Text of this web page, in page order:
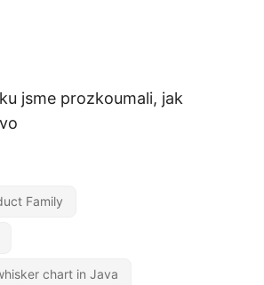
jsme prozkoumali, jak
Family
chart in Java